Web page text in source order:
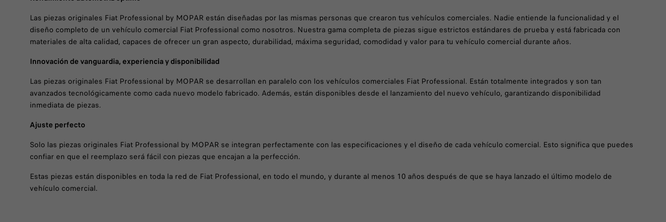
Las piezas originales Fiat Professional by MOPAR están diseñadas por las mismas personas que crearon tus vehículos comerciales. Nadie entiende la funcionalidad y el
diseño completo de un vehículo comercial Fiat Professional como nosotros. Nuestra gama completa de piezas sigue estrictos estándares de prueba y está fabricada con
materiales de alta calidad, capaces de ofrecer un gran aspecto, durabilidad, máxima seguridad, comodidad y valor para tu vehículo comercial durante años.
Innovación de vanguardia, experiencia y disponibilidad
Las piezas originales Fiat Professional by MOPAR se desarrollan en paralelo con los vehículos comerciales Fiat Professional. Están totalmente integrados y son tan
avanzados tecnológicamente como cada nuevo modelo fabricado. Además, están disponibles desde el lanzamiento del nuevo vehículo, garantizando disponibilidad
inmediata de piezas.
Ajuste perfecto
Solo las piezas originales Fiat Professional by MOPAR se integran perfectamente con las especificaciones y el diseño de cada vehículo comercial. Esto significa que puedes
confiar en que el reemplazo será fácil con piezas que encajan a la perfección.
Estas piezas están disponibles en toda la red de Fiat Professional, en todo el mundo, y durante al menos 10 años después de que se haya lanzado el último modelo de
vehículo comercial.